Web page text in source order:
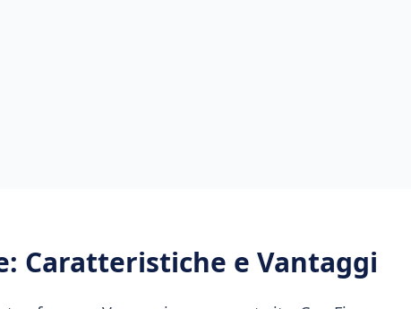
: Caratteristiche e Vantaggi